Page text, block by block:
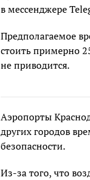
в мессенджере
Предполагаемое
стоить примерно
не приводится.
Аэропорты
других городов
безопасности.
Из-за того, что